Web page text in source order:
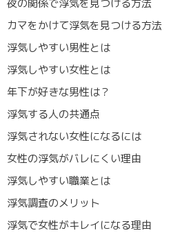
夜の関係で浮気を見つける方法
カマをかけて浮気を見つける方法
浮気しやすい男性とは
浮気しやすい女性とは
年下が好きな男性は？
浮気する人の共通点
浮気されない女性になるには
女性の浮気がバレにくい理由
浮気しやすい職業とは
浮気調査のメリット
浮気で女性がキレイになる理由